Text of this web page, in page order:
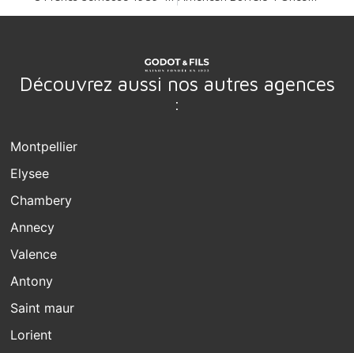
Découvrez aussi nos autres agences
:
Montpellier
Elysee
Chambery
Annecy
Valence
Antony
Saint maur
Lorient